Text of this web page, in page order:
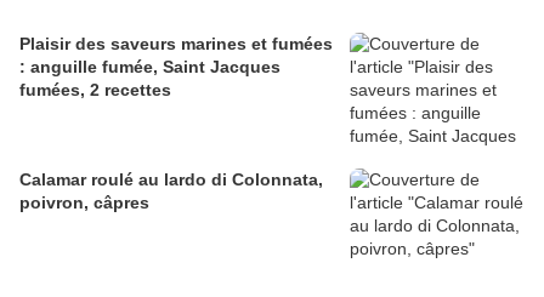
Plaisir des saveurs marines et fumées
: anguille fumée, Saint Jacques
fumées, 2 recettes
Calamar roulé au lardo di Colonnata,
poivron, câpres